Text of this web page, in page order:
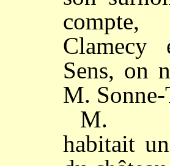
Clamecy
Sens, on
M.
M.
habitait